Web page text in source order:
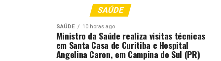
Ibovespa fecha em queda de 0,44% e dólar
comercial sobe a R$ 5,2020apareceu primeiro em
SAÚDE
SAÚDE 10 horas ago
Ministro da Saúde realiza visitas técnicas
em Santa Casa de Curitiba e Hospital
Angelina Caron, em Campina do Sul (PR)